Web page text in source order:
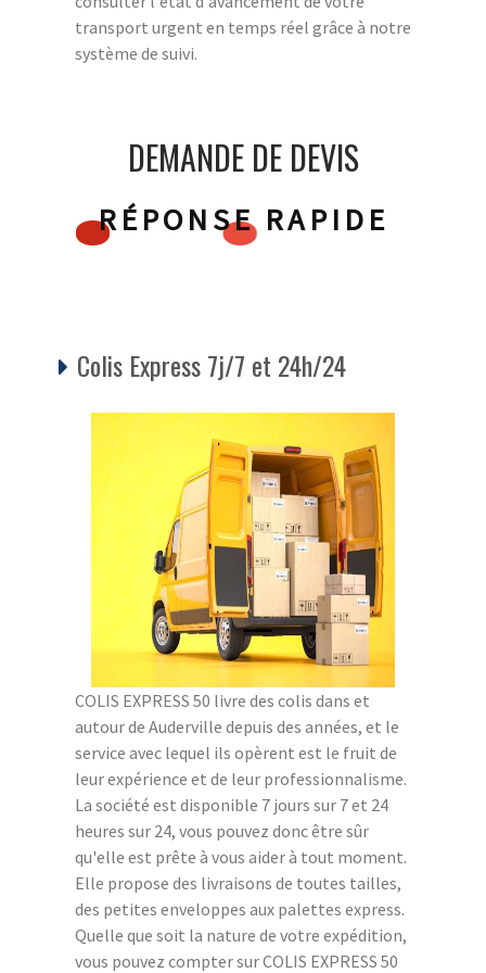
transport urgent en temps réel grâce à notre
système de suivi.
DEMANDE DE DEVIS
RÉPONSE RAPIDE
Colis Express 7j/7 et 24h/24
COLIS EXPRESS 50 livre des colis dans et
autour de Auderville depuis des années, et le
service avec lequel ils opèrent est le fruit de
leur expérience et de leur professionnalisme.
La société est disponible 7 jours sur 7 et 24
heures sur 24, vous pouvez donc être sûr
qu'elle est prête à vous aider à tout moment.
Elle propose des livraisons de toutes tailles,
des petites enveloppes aux palettes express.
Quelle que soit la nature de votre expédition,
vous pouvez compter sur COLIS EXPRESS 50